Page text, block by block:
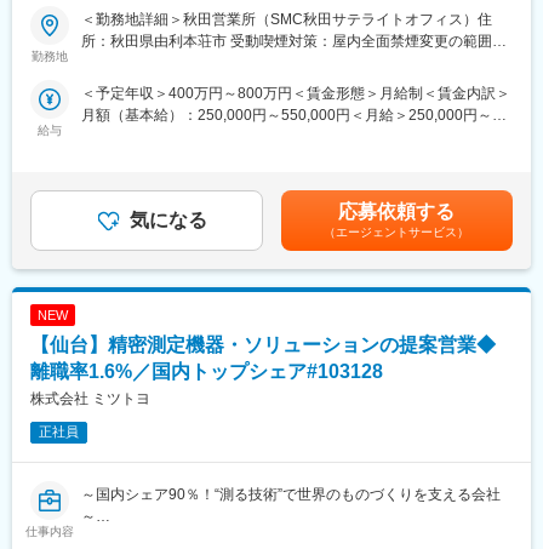
さらに、バリデーションやGMPなど医薬品業界特有の専門知識も
習得でき、プロフェッショナルとしての価値が大幅に向上しま
できる環境も魅力のひとつ。将来的には、大型案件のリードや新
規領域での提案など、より高いレベルのチャレンジにも取り組め
■当社特徴・魅力：
◆1893年に民間初の「はかり」メーカーとして創業して以来、黒
字経営。
◆「三方良し」を企業理念として、「社員と会社が一体となって
成長・発展し、お客様に満足をもたらし信頼され、豊かな社会づ
定
◆自己資本比率80％強。2022年→2025年で売上高は130％成長。
経常利益も10％強(製造業平均5%)と利益率も高く、三方良しの理
念もあり、社員への給与・賞与への還元にも繋がっております。
◆計量包装業界において、国内No.1、世界No.2の売上高
円に向け投資加速～
■概要：
当社にて、空気圧機器や電動機器をはじめとした自動制御機器及
び周辺機器の法人営業をお任せします。空圧機器における世界的
■業務詳細：
・自社製品(空圧制御機器、流体制御機器、電動アクチュエータ、
無線機器等)の提案営業
・既存顧客へのルート営業中心(他社からの切り替え提案などで新
・技術部門と連携し、用途や課題に応じた製品選定・カスタマイ
ズ提案
・見積・納期調整、納入・アフターフォローまで一貫対応
■担当製品に関して
主要な取引先は、半導体、自動車、電機、食品、医療、工作機械
などのメーカで工場における自動化や、医療機器、半導体製造装
置の自動検査など、様々な分野で利用されています。
https://www.smcworld.com/webcatalog/ja-jp/
勤務地
＜勤務地詳細＞秋田営業所（SMC秋田サテライトオフィス）住
所：秋田県由利本荘市 受動喫煙対策：屋内全面禁煙変更の範囲：
給与
＜予定年収＞400万円～800万円＜賃金形態＞月給制＜賃金内訳＞
月額（基本給）：250,000円～550,000円＜月給＞250,000円～
を通じて上下する可能性があります。月給(月額)は固定手当を含め
た表記です。気になる 応募依頼する
（エージェントサービス）
NEW
【仙台】精密測定機器・ソリューションの提案営業◆
離職率1.6%／国内トップシェア#103128
株式会社 ミツトヨ
正社員
仕事内容
～国内シェア90％！“測る技術”で世界のものづくりを支える会社
～